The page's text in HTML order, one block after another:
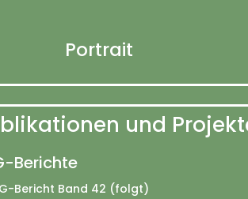
Portrait
und
Berichte
Bericht Band 42 (folgt)